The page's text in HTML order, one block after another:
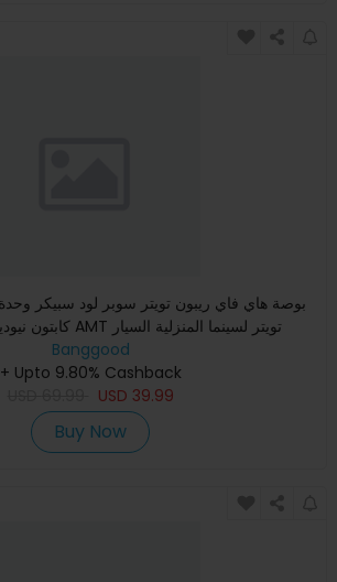
AVT كابتون نيوديميوم بلانار AMT تويتر لسينما المنزلية السيار
Banggood
+ Upto 9.80% Cashback
USD 39.99
Buy Now